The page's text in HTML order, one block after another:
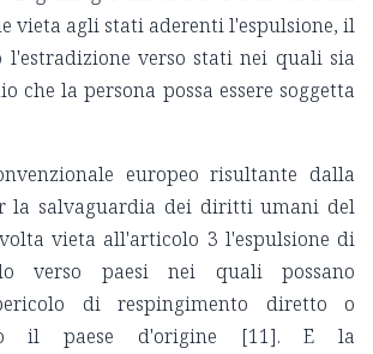
vieta agli stati aderenti l'espulsione, il
l'estradizione verso stati nei quali sia
che la persona possa essere soggetta
europeo risultante dalla
la salvaguardia dei diritti umani del
vieta all'articolo 3 l'espulsione di
verso paesi nei quali possano
di respingimento diretto o
il paese d'origine [11]. E la